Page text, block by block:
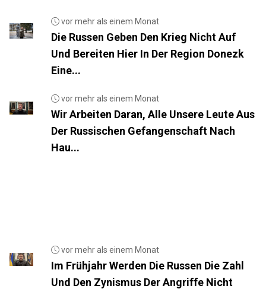
vor mehr als einem Monat
Die Russen Geben Den Krieg Nicht Auf
Und Bereiten Hier In Der Region Donezk
Eine...
vor mehr als einem Monat
Wir Arbeiten Daran, Alle Unsere Leute Aus
Der Russischen Gefangenschaft Nach
Hau...
vor mehr als einem Monat
Im Frühjahr Werden Die Russen Die Zahl
Und Den Zynismus Der Angriffe Nicht